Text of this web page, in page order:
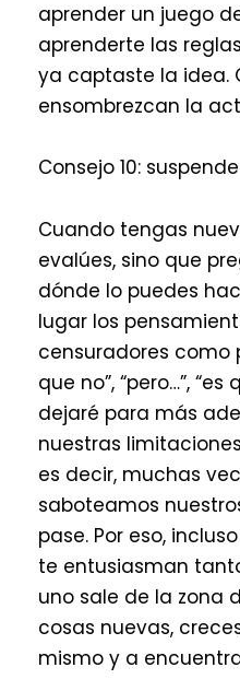
aprender un juego
aprenderte las
ya captaste la idea.
ensombrezcan la
Consejo 10:
Cuando tengas
evalúes, sino que
dónde lo puedes
lugar los
censuradores como
que no”, “pero…”, “es
dejaré para más
nuestras
es decir, muchas
saboteamos
pase. Por eso,
te entusiasman
uno sale de la zona
cosas nuevas,
mismo y a